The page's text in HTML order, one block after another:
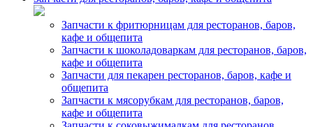
Запчасти к фритюрницам для ресторанов, баров,
кафе и общепита
Запчасти к шоколадоваркам для ресторанов, баров,
кафе и общепита
Запчасти для пекарен ресторанов, баров, кафе и
общепита
Запчасти к мясорубкам для ресторанов, баров,
кафе и общепита